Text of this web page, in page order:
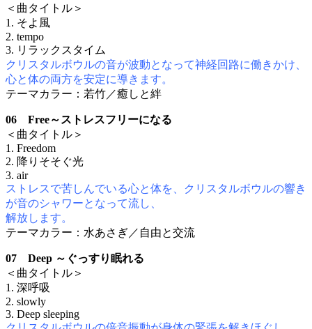
＜曲タイトル＞
1. そよ風
2. tempo
3. リラックスタイム
クリスタルボウルの音が波動となって神経回路に働きかけ、
心と体の両方を安定に導きます。
テーマカラー：若竹／癒しと絆
06 Free～ストレスフリーになる
＜曲タイトル＞
1. Freedom
2. 降りそそぐ光
3. air
ストレスで苦しんでいる心と体を、クリスタルボウルの響き
が音のシャワーとなって流し、
解放します。
テーマカラー：水あさぎ／自由と交流
07 Deep ～ぐっすり眠れる
＜曲タイトル＞
1. 深呼吸
2. slowly
3. Deep sleeping